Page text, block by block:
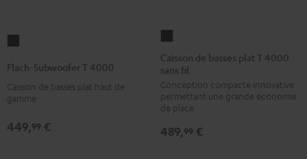
T
4000
Flach-Subwoofer T 4000
Caisson de basses plat haut de
gamme
449,99 €
basses
plat
T
sans
Caisson de basses plat T 4000
sans fil
Conception compacte innovative
permettant une grande économie
de place
489,99 €